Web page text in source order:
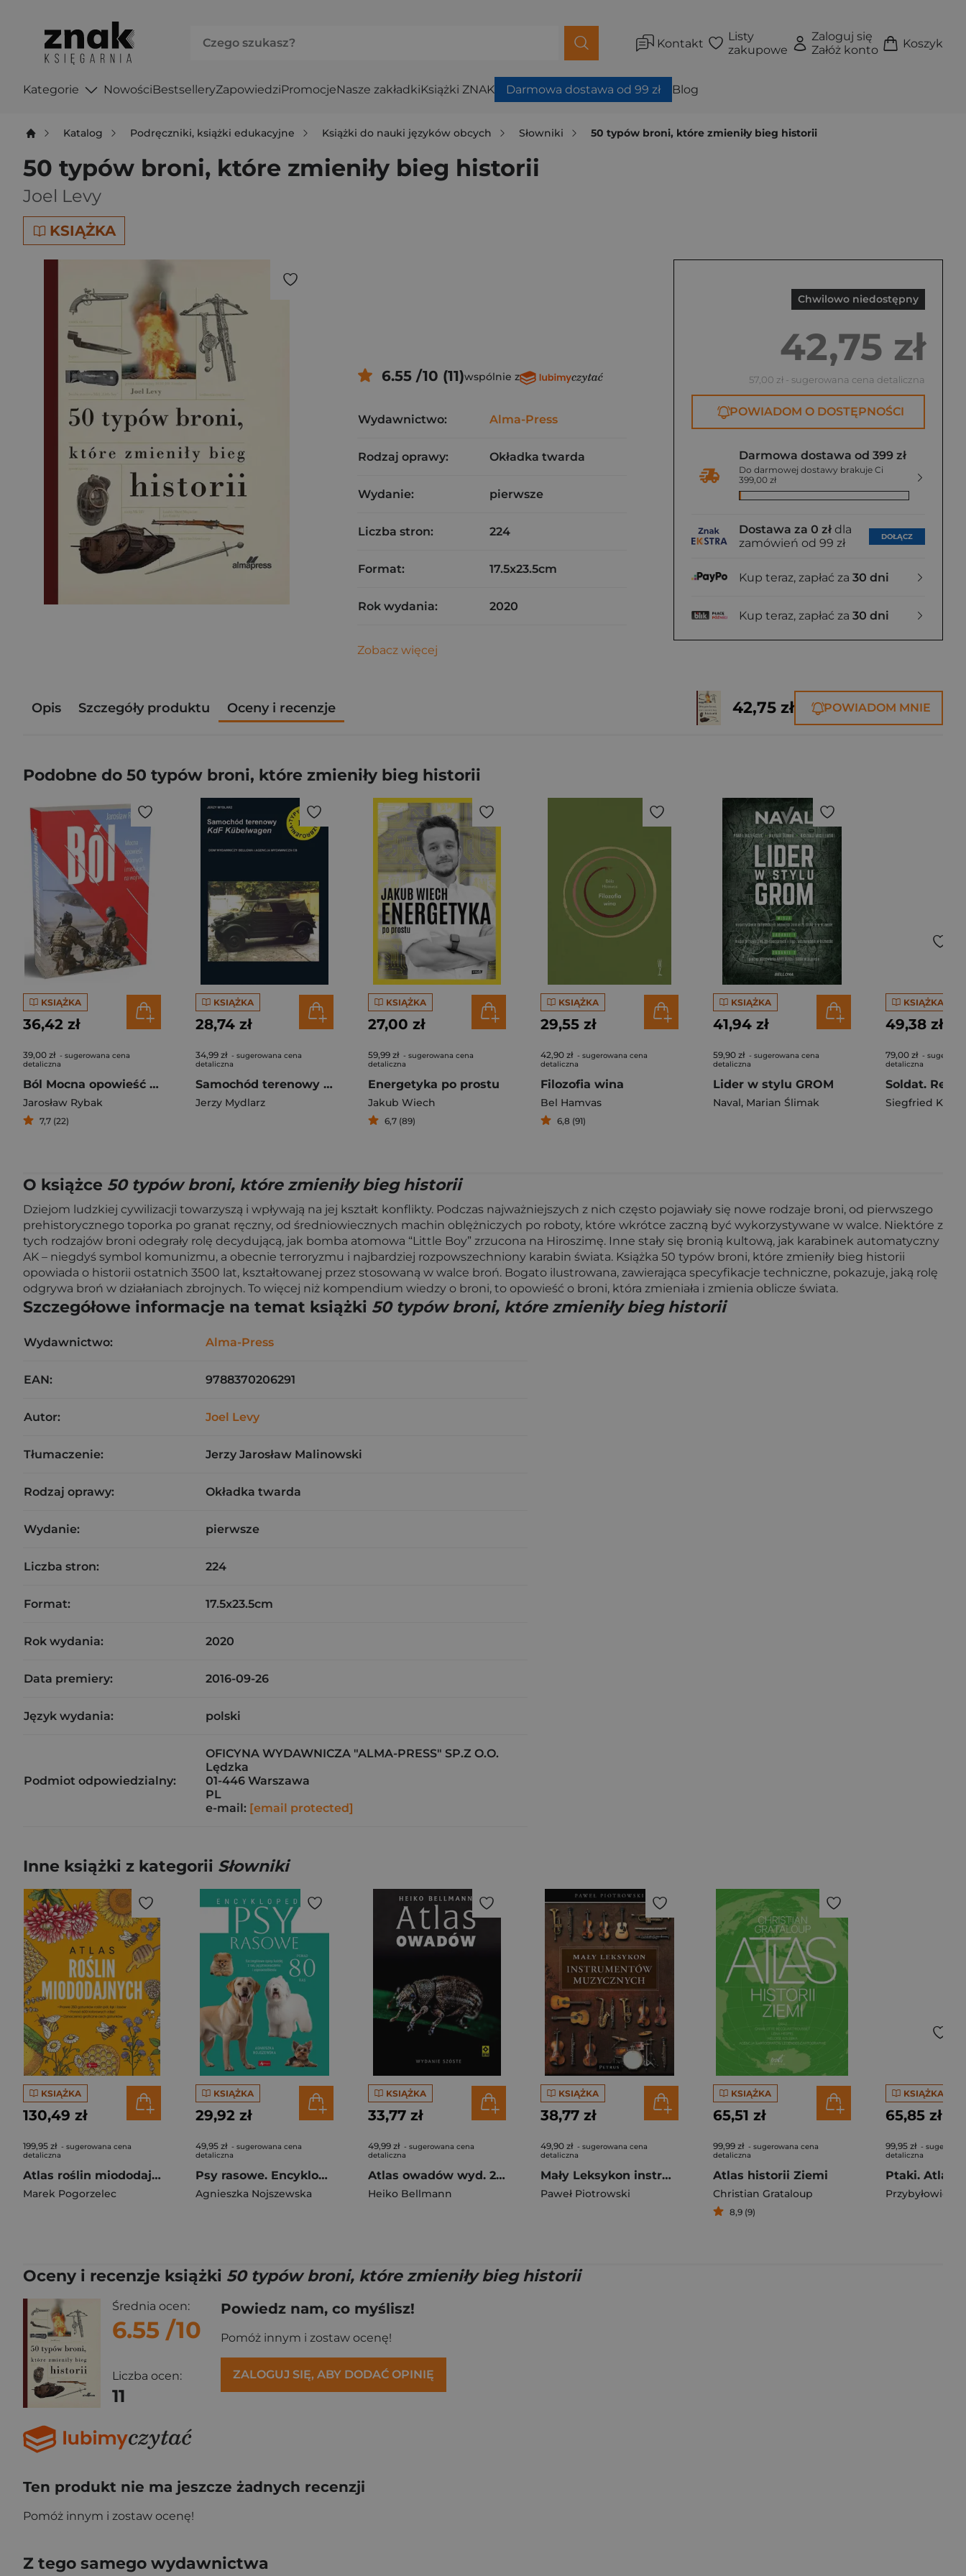
Kontakt
Listy
zakupowe
Zaloguj się
Załóż konto
Koszyk
Kategorie NowościBestselleryZapowiedziPromocjeNasze zakładkiKsiążki ZNAK Darmowa dostawa od 99 zł Blog
Katalog Podręczniki, książki edukacyjne Książki do nauki języków obcych Słowniki 50 typów broni, które zmieniły bieg historii
50 typów broni, które zmieniły bieg historii
Joel Levy
KSIĄŻKA
Chwilowo niedostępny
42,75 zł
57,00 zł - sugerowana cena detaliczna
POWIADOM O DOSTĘPNOŚCI
Darmowa dostawa od 399 zł
Do darmowej dostawy brakuje Ci
399,00 zł
Dostawa za 0 zł dla
zamówień od 99 zł
DOŁĄCZ
Kup teraz, zapłać za 30 dni
Kup teraz, zapłać za 30 dni
6.55 /10 (11)wspólnie z
Wydawnictwo: Alma-Press
Rodzaj oprawy: Okładka twarda
Wydanie: pierwsze
Liczba stron: 224
Format: 17.5x23.5cm
Rok wydania: 2020
Zobacz więcej
Opis Szczegóły produktu Oceny i recenzje 42,75 zł POWIADOM MNIE
Podobne do 50 typów broni, które zmieniły bieg historii
KSIĄŻKA
36,42 zł
39,00 zł - sugerowana cena
detaliczna
Ból Mocna opowieść o rannych i medykach na wojnie
Jarosław Rybak
7,7 (22)
KSIĄŻKA
28,74 zł
34,99 zł - sugerowana cena
detaliczna
Samochód terenowy KdF Kubelwagen
Jerzy Mydlarz
KSIĄŻKA
27,00 zł
59,99 zł - sugerowana cena
detaliczna
Energetyka po prostu
Jakub Wiech
6,7 (89)
KSIĄŻKA
29,55 zł
42,90 zł - sugerowana cena
detaliczna
Filozofia wina
Bel Hamvas
6,8 (91)
KSIĄŻKA
41,94 zł
59,90 zł - sugerowana cena
detaliczna
Lider w stylu GROM
Naval, Marian Ślimak
KSIĄŻKA
49,38 zł
79,00 zł -
detaliczna
Siegfried
O książce 50 typów broni, które zmieniły bieg historii
Dziejom ludzkiej cywilizacji towarzyszą i wpływają na jej kształt konflikty. Podczas najważniejszych z nich często pojawiały się nowe rodzaje broni, od pierwszego
prehistorycznego toporka po granat ręczny, od średniowiecznych machin oblężniczych po roboty, które wkrótce zaczną być wykorzystywane w walce. Niektóre z
tych rodzajów broni odegrały rolę decydującą, jak bomba atomowa “Little Boy” zrzucona na Hiroszimę. Inne stały się bronią kultową, jak karabinek automatyczny
AK – niegdyś symbol komunizmu, a obecnie terroryzmu i najbardziej rozpowszechniony karabin świata. Książka 50 typów broni, które zmieniły bieg historii
opowiada o historii ostatnich 3500 lat, kształtowanej przez stosowaną w walce broń. Bogato ilustrowana, zawierająca specyfikacje techniczne, pokazuje, jaką rolę
odgrywa broń w działaniach zbrojnych. To więcej niż kompendium wiedzy o broni, to opowieść o broni, która zmieniała i zmienia oblicze świata.
Szczegółowe informacje na temat książki 50 typów broni, które zmieniły bieg historii
Wydawnictwo: Alma-Press
EAN: 9788370206291
Autor: Joel Levy
Tłumaczenie: Jerzy Jarosław Malinowski
Rodzaj oprawy: Okładka twarda
Wydanie: pierwsze
Liczba stron: 224
Format: 17.5x23.5cm
Rok wydania: 2020
Data premiery: 2016-09-26
Język wydania: polski
Podmiot odpowiedzialny:
OFICYNA WYDAWNICZA "ALMA-PRESS" SP.Z O.O.
Lędzka
01-446 Warszawa
PL
e-mail: [email protected]
Inne książki z kategorii Słowniki
KSIĄŻKA
130,49 zł
199,95 zł - sugerowana cena
detaliczna
Atlas roślin miododajnych
Marek Pogorzelec
KSIĄŻKA
29,92 zł
49,95 zł - sugerowana cena
detaliczna
Psy rasowe. Encyklopedia
Agnieszka Nojszewska
KSIĄŻKA
33,77 zł
49,99 zł - sugerowana cena
detaliczna
Atlas owadów wyd. 2025
Heiko Bellmann
KSIĄŻKA
38,77 zł
49,90 zł - sugerowana cena
detaliczna
Mały Leksykon instrumentów muzycznych
Paweł Piotrowski
KSIĄŻKA
65,51 zł
99,99 zł - sugerowana cena
detaliczna
Atlas historii Ziemi
Christian Grataloup
8,9 (9)
KSIĄŻKA
65,85 zł
99,95 zł -
detaliczna
Przybyłowicz
Oceny i recenzje książki 50 typów broni, które zmieniły bieg historii
Średnia ocen:
6.55 /10
Liczba ocen:
11
Powiedz nam, co myślisz!
Pomóż innym i zostaw ocenę!
ZALOGUJ SIĘ, ABY DODAĆ OPINIĘ
Ten produkt nie ma jeszcze żadnych recenzji
Pomóż innym i zostaw ocenę!
Z tego samego wydawnictwa